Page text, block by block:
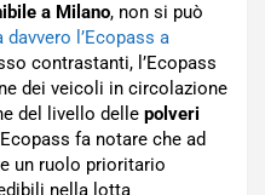
a Milano, non si può
davvero l’Ecopass a
contrastanti, l’Ecopass
dei veicoli in circolazione
del livello delle polveri
fa notare che ad
un ruolo prioritario
nella lotta